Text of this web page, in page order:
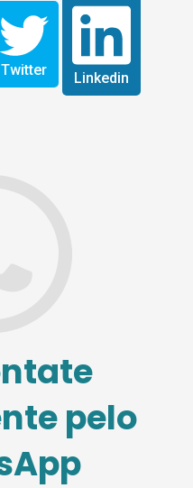
Twitter
Linkedin
pelo